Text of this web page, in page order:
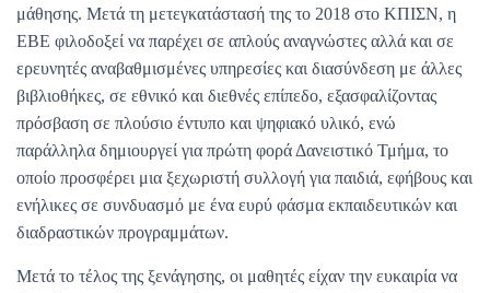
μάθησης. Μετά τη μετεγκατάστασή της το 2018 στο ΚΠΙΣΝ, η
ΕΒΕ φιλοδοξεί να παρέχει σε απλούς αναγνώστες αλλά και σε
ερευνητές αναβαθμισμένες υπηρεσίες και διασύνδεση με άλλες
βιβλιοθήκες, σε εθνικό και διεθνές επίπεδο, εξασφαλίζοντας
πρόσβαση σε πλούσιο έντυπο και ψηφιακό υλικό, ενώ
παράλληλα δημιουργεί για πρώτη φορά Δανειστικό Τμήμα, το
οποίο προσφέρει μια ξεχωριστή συλλογή για παιδιά, εφήβους και
ενήλικες σε συνδυασμό με ένα ευρύ φάσμα εκπαιδευτικών και
διαδραστικών προγραμμάτων.
Μετά το τέλος της ξενάγησης, οι μαθητές είχαν την ευκαιρία να